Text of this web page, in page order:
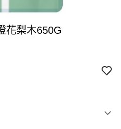
花梨木650G